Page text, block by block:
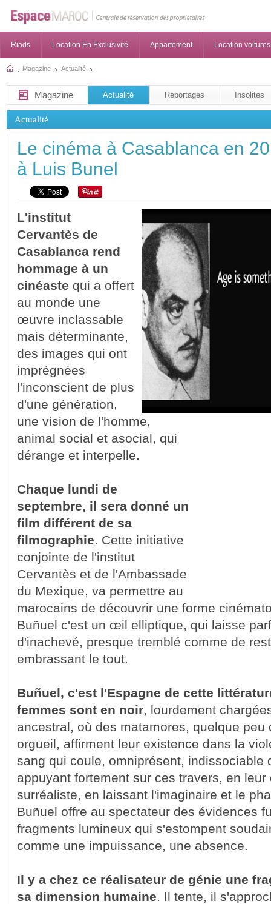
Riads Location En Exclusivité Appartement Location voitures
Magazine Actualité
Magazine Actualité Reportages Insolites
Actualité
Le cinéma à Casablanca en
à Luis Bunel
L'institut
Cervantès de
Casablanca rend
hommage à un
cinéaste qui a offert
au monde une
œuvre inclassable
mais déterminante,
des images qui ont
imprégnées
l'inconscient de plus
d'une génération,
une vision de l'homme,
animal social et asocial, qui
dérange et interpelle.
Chaque lundi de
septembre, il sera donné un
film différent de sa
filmographie. Cette initiative
conjointe de l'institut
Cervantès et de l'Ambassade
du Mexique, va permettre au
marocains de découvrir une forme
Buñuel c'est un œil elliptique, qui laisse
d'inachevé, presque tremblé comme de
embrassant le tout.
Buñuel, c'est l'Espagne de cette
femmes sont en noir, lourdement
ancestral, où des matamores, quelque peu
orgueil, affirment leur existence dans la
sang qui coule, omniprésent, indissociable
appuyant fortement sur ces travers, en
surréaliste, en laissant l'imaginaire et le
Buñuel offre au spectateur des évidences
fragments lumineux qui s'estompent
comme une impuissance, une absence.
Il y a chez ce réalisateur de génie une
sa dimension humaine. Il tente, il